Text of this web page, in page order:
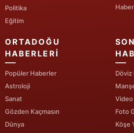
Politika
Eğitim
ORTADOĞU
HABERLERI
Popüler Haberler
Astroloji
Sanat
Gözden Kaçmasın
Dünya
Döviz
Foto
Köşe